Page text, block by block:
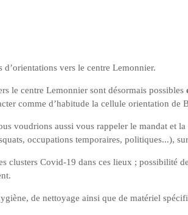
d’orientations vers le centre Lemonnier.
le centre Lemonnier sont désormais possibles
comme d’habitude la cellule orientation de
voudrions aussi vous rappeler le mandat et
occupations temporaires, politiques...),
clusters Covid-19 dans ces lieux ; possibilité
de nettoyage ainsi que de matériel